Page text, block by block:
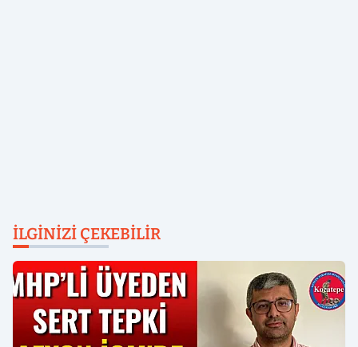
İLGINIZI ÇEKEBILIR